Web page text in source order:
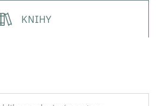
KNIHY